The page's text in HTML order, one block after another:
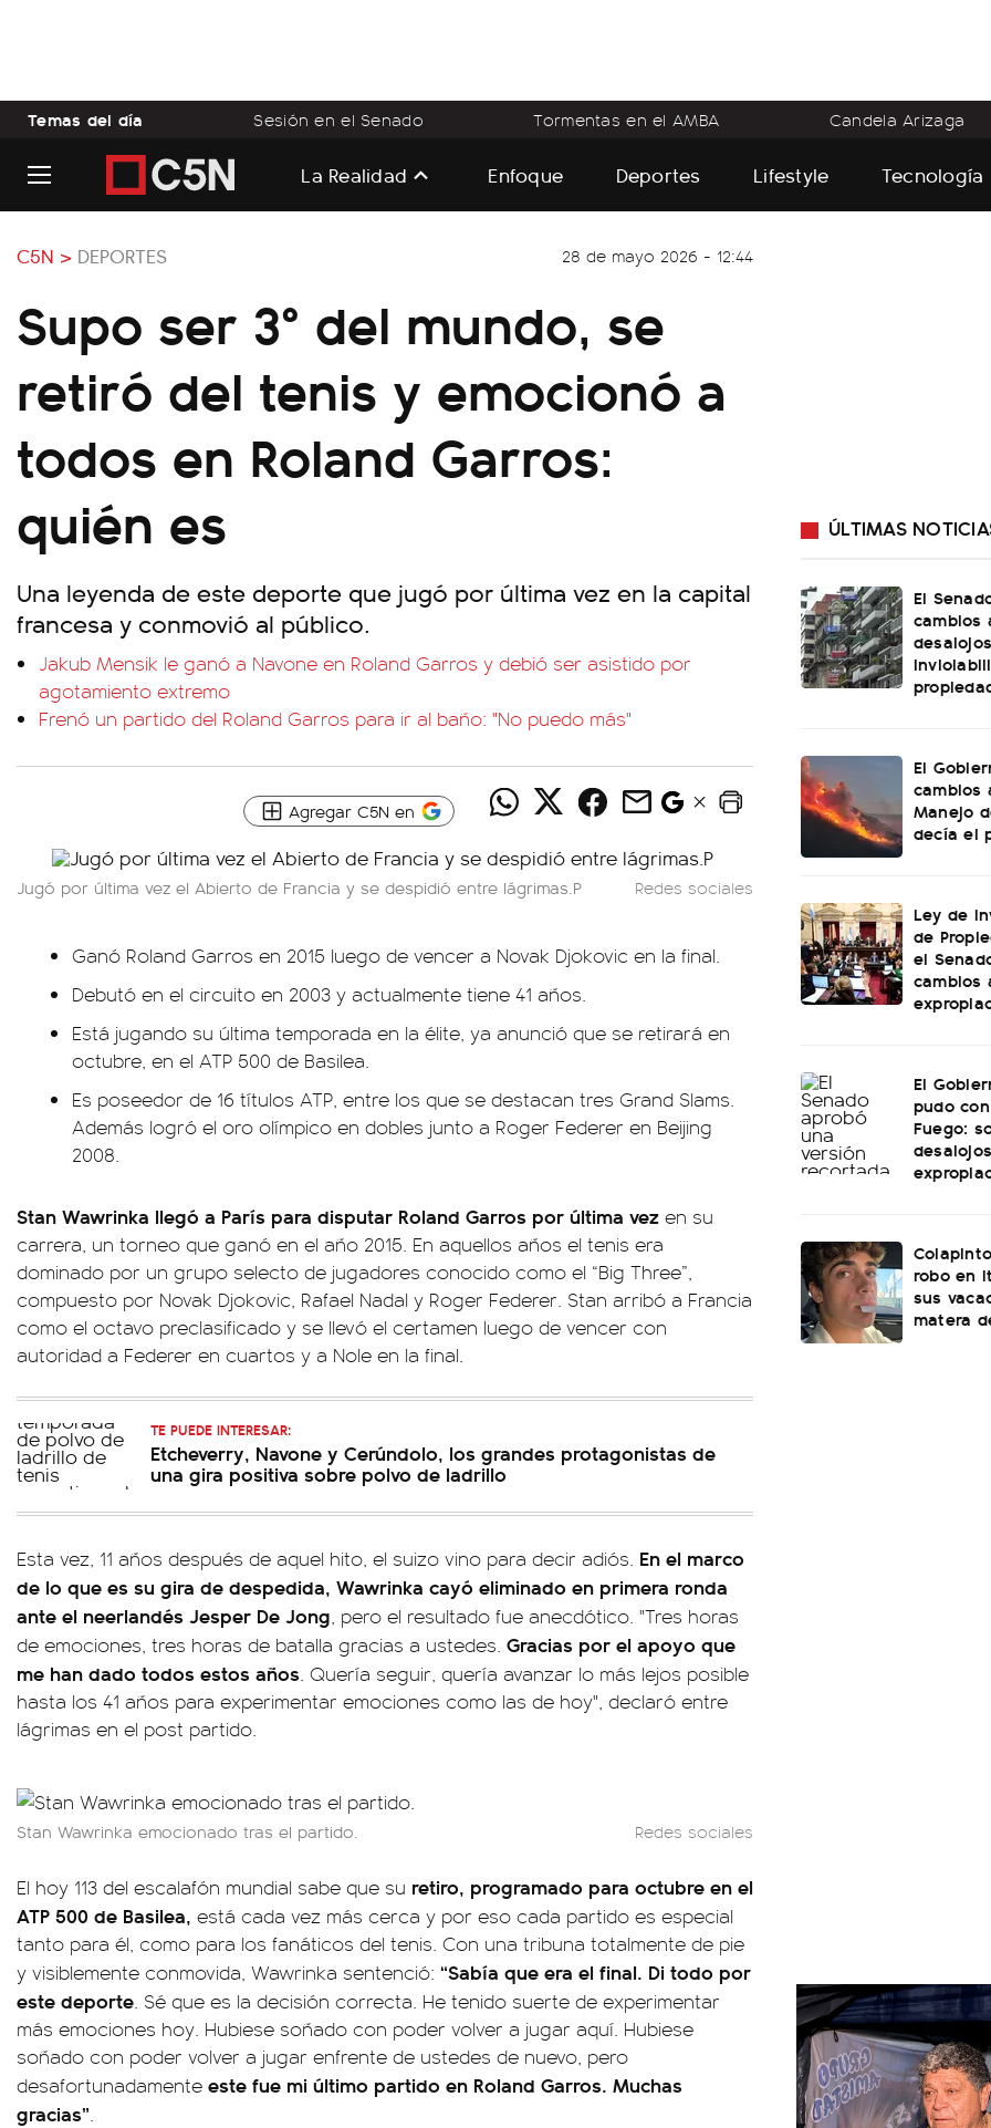
Temas del día Sesión en el Senado Tormentas en el AMBA Candela Arizaga
La Realidad Enfoque Deportes Lifestyle Tecnología
C5N > DEPORTES 28 de mayo 2026 - 12:44
Supo ser 3° del mundo, se
retiró del tenis y emocionó a
todos en Roland Garros:
quién es
Una leyenda de este deporte que jugó por última vez en la capital
francesa y conmovió al público.
Jakub Mensik le ganó a Navone en Roland Garros y debió ser asistido por
agotamiento extremo
Frenó un partido del Roland Garros para ir al baño: "No puedo más"
Agregar C5N en
Jugó por última vez el Abierto de Francia y se despidió entre lágrimas.P Redes sociales
Ganó Roland Garros en 2015 luego de vencer a Novak Djokovic en la final.
Debutó en el circuito en 2003 y actualmente tiene 41 años.
Está jugando su última temporada en la élite, ya anunció que se retirará en
octubre, en el ATP 500 de Basilea.
Es poseedor de 16 títulos ATP, entre los que se destacan tres Grand Slams.
Además logró el oro olímpico en dobles junto a Roger Federer en Beijing
2008.
Stan Wawrinka llegó a París para disputar Roland Garros por última vez en su
carrera, un torneo que ganó en el año 2015. En aquellos años el tenis era
dominado por un grupo selecto de jugadores conocido como el “Big Three”,
compuesto por Novak Djokovic, Rafael Nadal y Roger Federer. Stan arribó a Francia
como el octavo preclasificado y se llevó el certamen luego de vencer con
autoridad a Federer en cuartos y a Nole en la final.
TE PUEDE INTERESAR:
Etcheverry, Navone y Cerúndolo, los grandes protagonistas de
una gira positiva sobre polvo de ladrillo
Esta vez, 11 años después de aquel hito, el suizo vino para decir adiós. En el marco
de lo que es su gira de despedida, Wawrinka cayó eliminado en primera ronda
ante el neerlandés Jesper De Jong, pero el resultado fue anecdótico. "Tres horas
de emociones, tres horas de batalla gracias a ustedes. Gracias por el apoyo que
me han dado todos estos años. Quería seguir, quería avanzar lo más lejos posible
hasta los 41 años para experimentar emociones como las de hoy", declaró entre
lágrimas en el post partido.
Stan Wawrinka emocionado tras el partido. Redes sociales
El hoy 113 del escalafón mundial sabe que su retiro, programado para octubre en el
ATP 500 de Basilea, está cada vez más cerca y por eso cada partido es especial
tanto para él, como para los fanáticos del tenis. Con una tribuna totalmente de pie
y visiblemente conmovida, Wawrinka sentenció: “Sabía que era el final. Di todo por
este deporte. Sé que es la decisión correcta. He tenido suerte de experimentar
más emociones hoy. Hubiese soñado con poder volver a jugar aquí. Hubiese
soñado con poder volver a jugar enfrente de ustedes de nuevo, pero
desafortunadamente este fue mi último partido en Roland Garros. Muchas
gracias”.
ÚLTIMAS
El
cambios
El
cambios
Manejo
decía el
Ley de
de
el
cambios
El
pudo
Fuego:
robo en
sus
matera